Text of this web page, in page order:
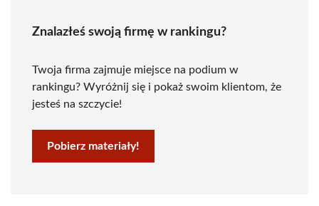
Znalazłeś swoją firmę w rankingu?
Twoja firma zajmuje miejsce na podium w
rankingu? Wyróżnij się i pokaż swoim klientom, że
jesteś na szczycie!
Pobierz materiały!